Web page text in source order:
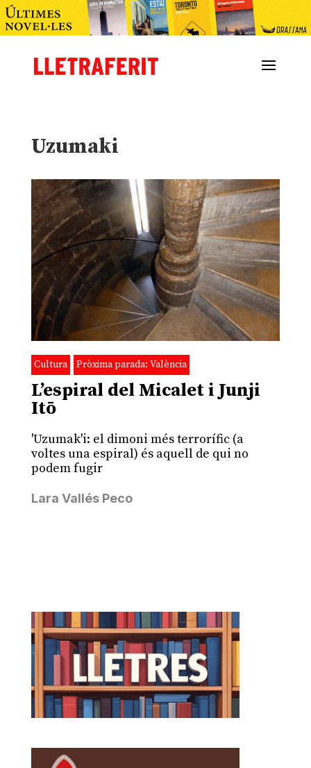
Uzumaki
Cultura Pròxima parada: València
L’espiral del Micalet i Junji
Itō
'Uzumak'i: el dimoni més terrorífic (a
voltes una espiral) és aquell de qui no
podem fugir
Lara Vallés Peco